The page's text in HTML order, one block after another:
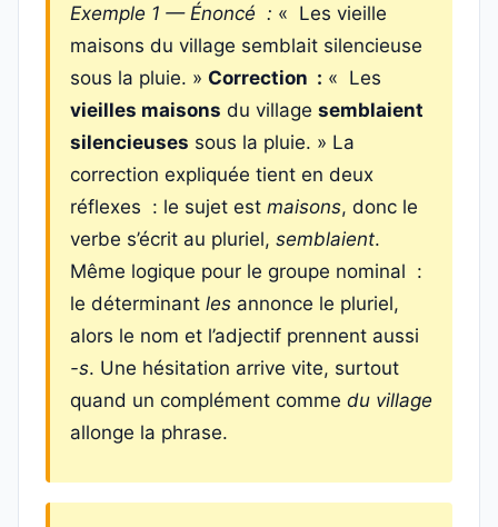
Exemple 1 — Énoncé : « Les vieille
maisons du village semblait silencieuse
sous la pluie. » Correction : « Les
vieilles maisons du village semblaient
silencieuses sous la pluie. » La
correction expliquée tient en deux
réflexes : le sujet est maisons, donc le
verbe s’écrit au pluriel, semblaient.
Même logique pour le groupe nominal :
le déterminant les annonce le pluriel,
alors le nom et l’adjectif prennent aussi
-s. Une hésitation arrive vite, surtout
quand un complément comme du village
allonge la phrase.